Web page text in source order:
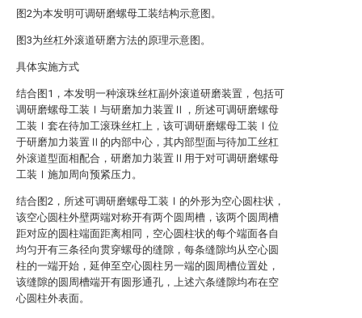
图2为本发明可调研磨螺母工装结构示意图。
图3为丝杠外滚道研磨方法的原理示意图。
具体实施方式
结合图1，本发明一种滚珠丝杠副外滚道研磨装置，包括可
调研磨螺母工装Ⅰ与研磨加力装置Ⅱ，所述可调研磨螺母
工装Ⅰ套在待加工滚珠丝杠上，该可调研磨螺母工装Ⅰ位
于研磨加力装置Ⅱ的内部中心，其内部型面与待加工丝杠
外滚道型面相配合，研磨加力装置Ⅱ用于对可调研磨螺母
工装Ⅰ施加周向预紧压力。
结合图2，所述可调研磨螺母工装Ⅰ的外形为空心圆柱状，
该空心圆柱外壁两端对称开有两个圆周槽，该两个圆周槽
距对应的圆柱端面距离相同，空心圆柱状的每个端面各自
均匀开有三条径向贯穿螺母的缝隙，每条缝隙均从空心圆
柱的一端开始，延伸至空心圆柱另一端的圆周槽位置处，
该缝隙的圆周槽端开有圆形通孔，上述六条缝隙均布在空
心圆柱外表面。